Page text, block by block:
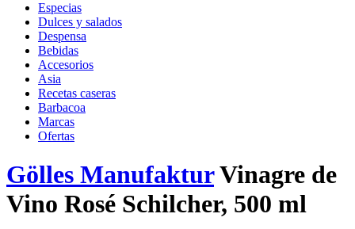
Especias
Dulces y salados
Despensa
Bebidas
Accesorios
Asia
Recetas caseras
Barbacoa
Marcas
Ofertas
Gölles ManufakturVinagre de
Vino Rosé Schilcher, 500 ml